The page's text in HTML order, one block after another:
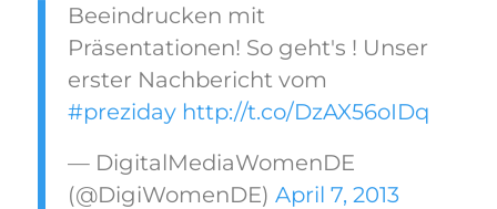
Beeindrucken mit
Präsentationen! So geht's ! Unser
erster Nachbericht vom
#preziday http://t.co/DzAX56oIDq
— DigitalMediaWomenDE
(@DigiWomenDE) April 7, 2013